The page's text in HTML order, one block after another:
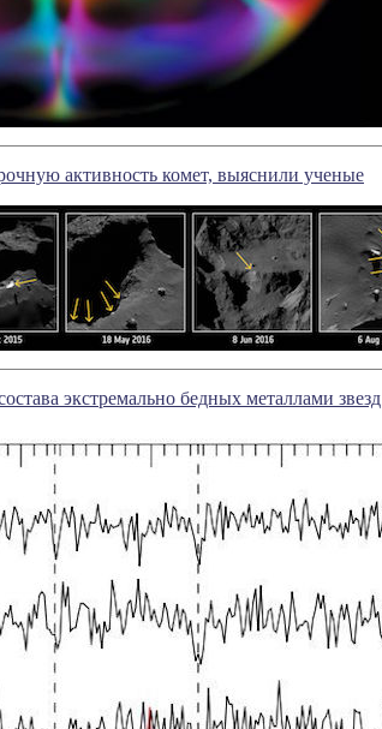
активность комет, выяснили ученые
экстремально бедных металлами звезд